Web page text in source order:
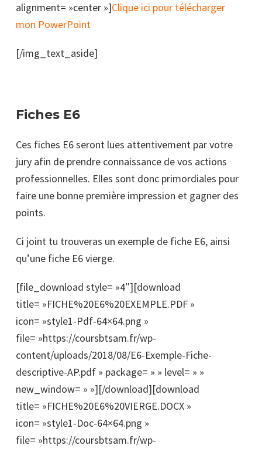
alignment= »center »]Clique ici pour télécharger
mon PowerPoint
[/img_text_aside]
Fiches E6
Ces fiches E6 seront lues attentivement par votre
jury afin de prendre connaissance de vos actions
professionnelles. Elles sont donc primordiales pour
faire une bonne première impression et gagner des
points.
Ci joint tu trouveras un exemple de fiche E6, ainsi
qu’une fiche E6 vierge.
[file_download style= »4″][download
title= »FICHE%20E6%20EXEMPLE.PDF »
icon= »style1-Pdf-64×64.png »
file= »https://coursbtsam.fr/wp-
content/uploads/2018/08/E6-Exemple-Fiche-
descriptive-AP.pdf » package= » » level= » »
new_window= » »][/download][download
title= »FICHE%20E6%20VIERGE.DOCX »
icon= »style1-Doc-64×64.png »
file= »https://coursbtsam.fr/wp-